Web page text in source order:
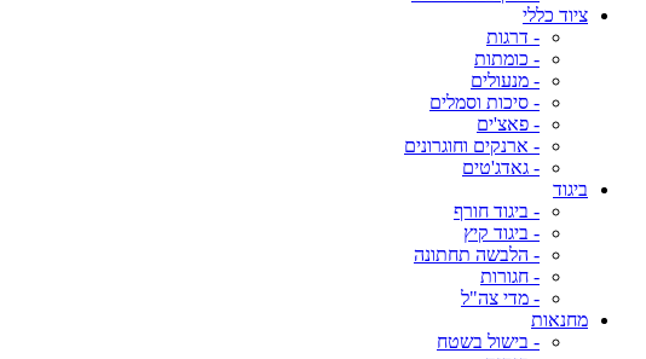
ציוד כללי
- דרגות
- כומתות
- מנעולים
- סיכות וסמלים
- פאצ'ים
- ארנקים וחוגרונים
- גאדג'טים
ביגוד
- ביגוד חורף
- ביגוד קיץ
- הלבשה תחתונה
- חגורות
- מדי צה"ל
מחנאות
- בישול בשטח